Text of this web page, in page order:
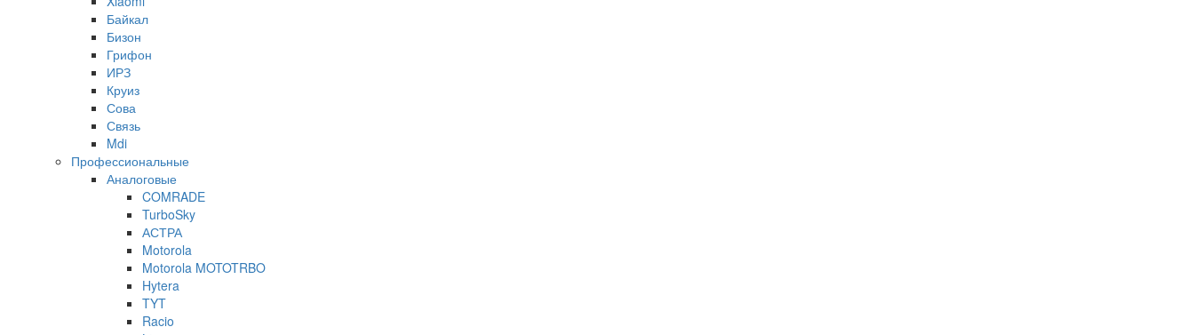
Байкал
Бизон
Грифон
ИРЗ
Круиз
Сова
Связь
Mdi
Профессиональные
Аналоговые
COMRADE
TurboSky
АСТРА
Motorola
Motorola MOTOTRBO
Hytera
TYT
Racio